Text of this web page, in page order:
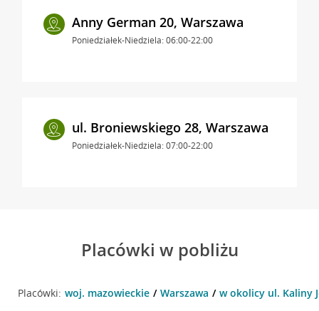
Anny German 20, Warszawa
Poniedziałek-Niedziela: 06:00-22:00
ul. Broniewskiego 28, Warszawa
Poniedziałek-Niedziela: 07:00-22:00
Placówki w pobliżu
Placówki: woj. mazowieckie Warszawa w okolicy ul. Kaliny